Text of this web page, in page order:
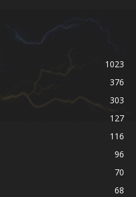
1023
376
303
127
116
96
70
68